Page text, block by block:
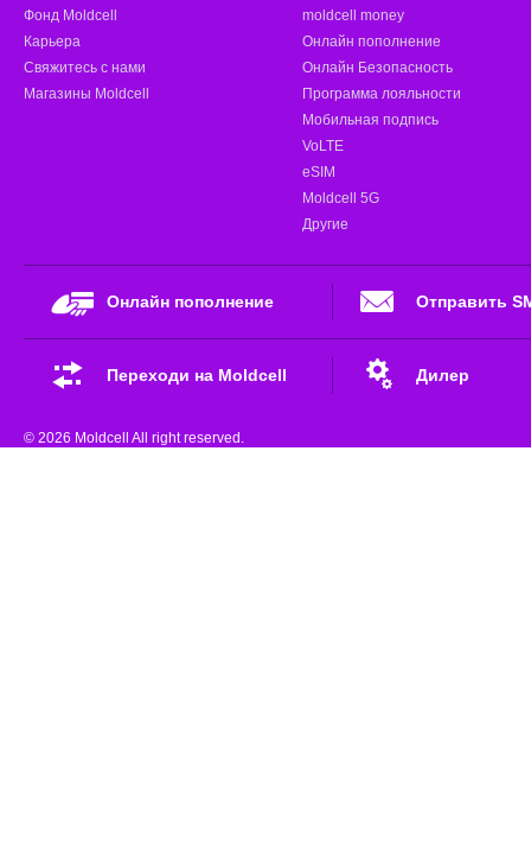
Фонд Moldcell
Карьера
Свяжитесь с нами
Магазины Moldcell
moldcell money
Онлайн пополнение
Онлайн Безопасность
Программа лояльности
Мобильная подпись
VoLTE
eSIM
Moldcell 5G
Другие
Онлайн пополнение Отправить
Переходи на Moldcell Дилер
© 2026 Moldcell All right reserved.